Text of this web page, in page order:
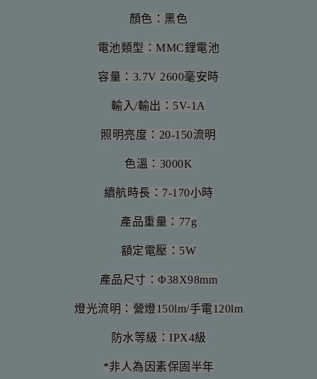
顏色：黑色
電池類型：MMC鋰電池
容量：3.7V 2600毫安時
輸入/輸出：5V-1A
照明亮度：20-150流明
色溫：3000K
續航時長：7-170小時
產品重量：77g
額定電壓：5W
產品尺寸：Φ38X98mm
燈光流明：營燈150lm/手電120lm
防水等級：IPX4級
*非人為因素保固半年